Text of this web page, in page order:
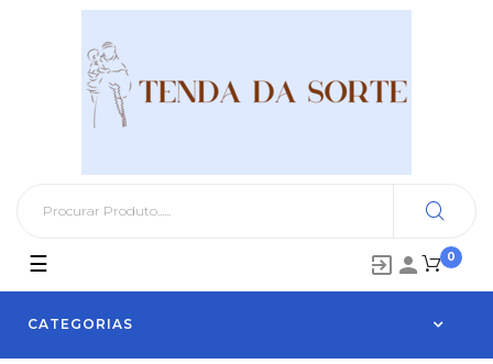
0
 
CATEGORIAS
Toggle
navigation
☰